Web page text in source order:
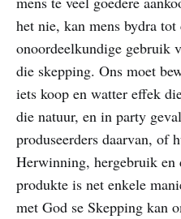
het nie, kan mens bydra
onoordeelkundige gebruik
die skepping. Ons moet
iets koop en watter effek
die natuur, en in party
produseerders daarvan, of
Herwinning, hergebruik en
produkte is net enkele
met God se Skepping kan